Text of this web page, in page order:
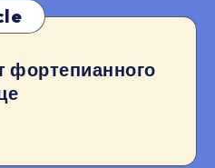
фортепианного